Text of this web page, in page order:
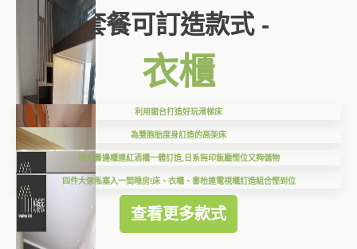
套餐可訂造款式 -
衣櫃
利用窗台打造好玩滑梯床
為雙胞胎度身訂造的高架床
原木餐邊櫃連紅酒櫃一體訂造,日系無印飯廳慳位又夠儲物
四件大傢俬塞入一間睡房!床、衣櫃、書枱連電視櫃訂造組合慳到位
查看更多款式